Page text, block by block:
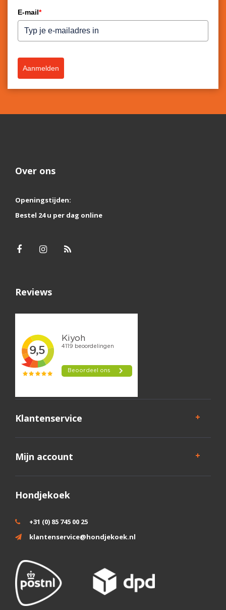
E-mail*
Aanmelden
Over ons
Openingstijden:
Bestel 24 u per dag online
Reviews
Klantenservice
Mijn account
Hondjekoek
+31 (0) 85 745 00 25
klantenservice@hondjekoek.nl